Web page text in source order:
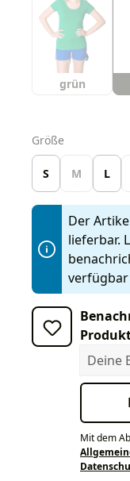
grün
Größe
S M L
Der
lieferbar.
verfügbar
Deine
Mit dem